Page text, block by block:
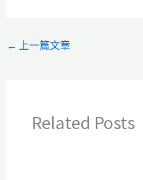
← 上一篇文章
Related Posts